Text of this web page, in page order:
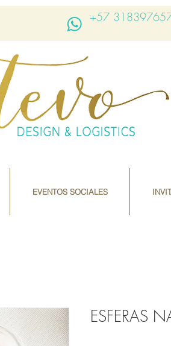
+57
EVENTOS SOCIALES
ESFERAS